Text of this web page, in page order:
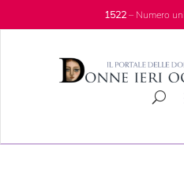
1522– Numero